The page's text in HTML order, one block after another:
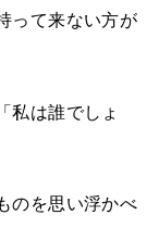
って来ない方が
私は誰でしょ
のを思い浮かべ